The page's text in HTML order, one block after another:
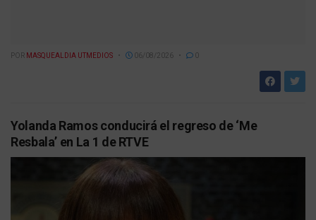
POR MASQUEALDIA UTMEDIOS 06/08/2026 0
Yolanda Ramos conducirá el regreso de ‘Me
Resbala’ en La 1 de RTVE